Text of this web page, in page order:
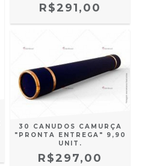
R$291,00
30 CANUDOS CAMURÇA
"PRONTA ENTREGA" 9,90
UNIT.
R$297,00